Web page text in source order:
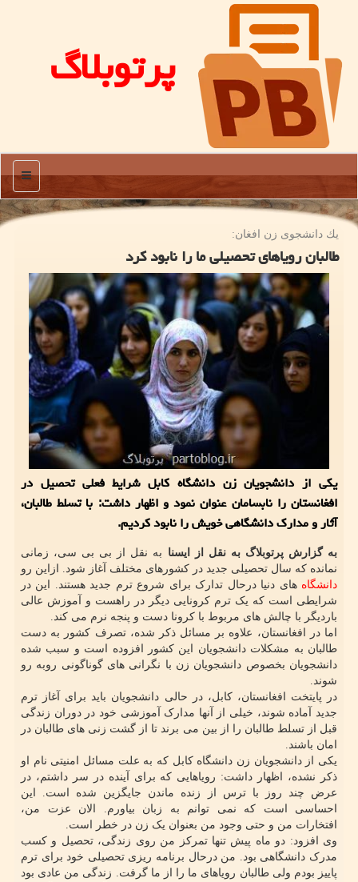
پرتوبلاگ
منو
یك دانشجوی زن افغان:
طالبان رویاهای تحصیلی ما را نابود کرد
یکی از دانشجویان زن دانشگاه کابل شرایط فعلی تحصیل در
افغانستان را نابسامان عنوان نمود و اظهار داشت: با تسلط طالبان،
آثار و مدارک دانشگاهی خویش را نابود کردیم.
به گزارش پرتوبلاگ به نقل از ایسنا به نقل از بی بی سی، زمانی
نمانده که سال تحصیلی جدید در کشورهای مختلف آغاز شود. ازاین رو
دانشگاه های دنیا درحال تدارک برای شروع ترم جدید هستند. این در
شرایطی است که یک ترم کرونایی دیگر در راهست و آموزش عالی
باردیگر با چالش های مربوط با کرونا دست و پنجه نرم می کند.
اما در افغانستان، علاوه بر مسائل ذکر شده، تصرف کشور به دست
طالبان به مشکلات دانشجویان این کشور افزوده است و سبب شده
دانشجویان بخصوص دانشجویان زن با نگرانی های گوناگونی روبه رو
شوند.
در پایتخت افغانستان، کابل، در حالی دانشجویان باید برای آغاز ترم
جدید آماده شوند، خیلی از آنها مدارک آموزشی خود در دوران زندگی
قبل از تسلط طالبان را از بین می برند تا از گشت زنی های طالبان در
امان باشند.
یکی از دانشجویان زن دانشگاه کابل که به علت مسائل امنیتی نام او
ذکر نشده، اظهار داشت: رویاهایی که برای آینده در سر داشتم، در
عرض چند روز با ترس از زنده ماندن جایگزین شده است. این
احساسی است که نمی توانم به زبان بیاورم. الان عزت من،
افتخارات من و حتی وجود من بعنوان یک زن در خطر است.
وی افزود: دو ماه پیش تنها تمرکز من روی زندگی، تحصیل و کسب
مدرک دانشگاهی بود. من درحال برنامه ریزی تحصیلی خود برای ترم
پاییز بودم ولی طالبان رویاهای ما را از ما گرفت. زندگی من عادی بود